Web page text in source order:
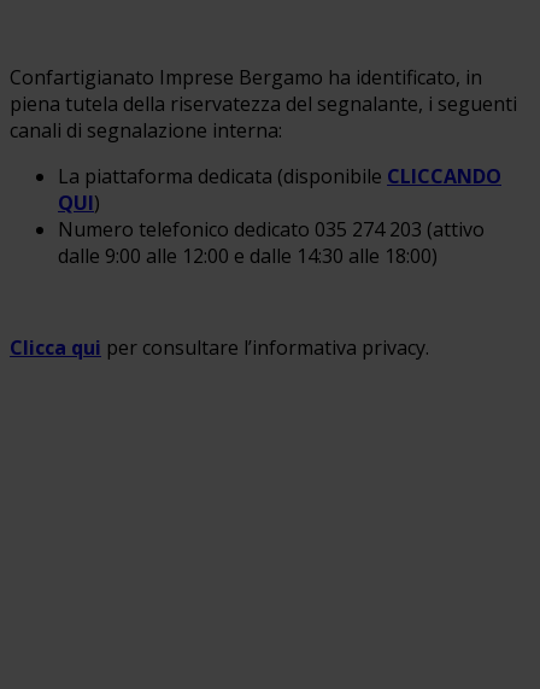
Confartigianato Imprese Bergamo ha identificato, in
piena tutela della riservatezza del segnalante, i seguenti
canali di segnalazione interna:
La piattaforma dedicata (disponibile CLICCANDO
QUI)
Numero telefonico dedicato 035 274 203 (attivo
dalle 9:00 alle 12:00 e dalle 14:30 alle 18:00)
Clicca qui per consultare l’informativa privacy.